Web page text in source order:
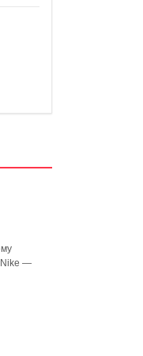
Nike —